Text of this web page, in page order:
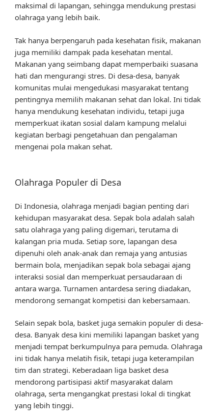
maksimal di lapangan, sehingga mendukung prestasi
olahraga yang lebih baik.
Tak hanya berpengaruh pada kesehatan fisik, makanan
juga memiliki dampak pada kesehatan mental.
Makanan yang seimbang dapat memperbaiki suasana
hati dan mengurangi stres. Di desa-desa, banyak
komunitas mulai mengedukasi masyarakat tentang
pentingnya memilih makanan sehat dan lokal. Ini tidak
hanya mendukung kesehatan individu, tetapi juga
memperkuat ikatan sosial dalam kampung melalui
kegiatan berbagi pengetahuan dan pengalaman
mengenai pola makan sehat.
Olahraga Populer di Desa
Di Indonesia, olahraga menjadi bagian penting dari
kehidupan masyarakat desa. Sepak bola adalah salah
satu olahraga yang paling digemari, terutama di
kalangan pria muda. Setiap sore, lapangan desa
dipenuhi oleh anak-anak dan remaja yang antusias
bermain bola, menjadikan sepak bola sebagai ajang
interaksi sosial dan memperkuat persaudaraan di
antara warga. Turnamen antardesa sering diadakan,
mendorong semangat kompetisi dan kebersamaan.
Selain sepak bola, basket juga semakin populer di desa-
desa. Banyak desa kini memiliki lapangan basket yang
menjadi tempat berkumpulnya para pemuda. Olahraga
ini tidak hanya melatih fisik, tetapi juga keterampilan
tim dan strategi. Keberadaan liga basket desa
mendorong partisipasi aktif masyarakat dalam
olahraga, serta mengangkat prestasi lokal di tingkat
yang lebih tinggi.